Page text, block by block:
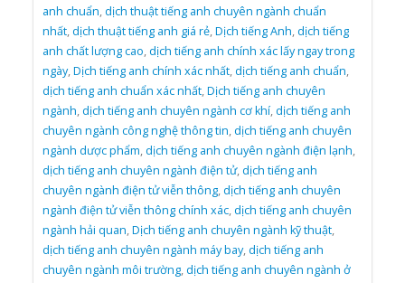
anh chuẩn,dịch thuật tiếng anh chuyên ngành chuẩn
nhất,dịch thuật tiếng anh giá rẻ,Dịch tiếng Anh,dịch tiếng
anh chất lượng cao,dịch tiếng anh chính xác lấy ngay trong
ngày,Dịch tiếng anh chính xác nhất,dịch tiếng anh chuẩn,
dịch tiếng anh chuẩn xác nhất,Dịch tiếng anh chuyên
ngành,dịch tiếng anh chuyên ngành cơ khí,dịch tiếng anh
chuyên ngành công nghệ thông tin,dịch tiếng anh chuyên
ngành dược phẩm,dịch tiếng anh chuyên ngành điện lạnh,
dịch tiếng anh chuyên ngành điện tử,dịch tiếng anh
chuyên ngành điện tử viễn thông,dịch tiếng anh chuyên
ngành điện tử viễn thông chính xác,dịch tiếng anh chuyên
ngành hải quan,Dịch tiếng anh chuyên ngành kỹ thuật,
dịch tiếng anh chuyên ngành máy bay,dịch tiếng anh
chuyên ngành môi trường,dịch tiếng anh chuyên ngành ở